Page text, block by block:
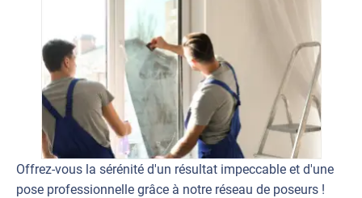
Offrez-vous la sérénité d'un résultat impeccable et d'une
pose professionnelle grâce à notre réseau de poseurs !